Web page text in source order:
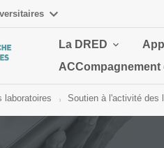
La DRED
ACCompagnement
laboratoires Soutien à l'activité des